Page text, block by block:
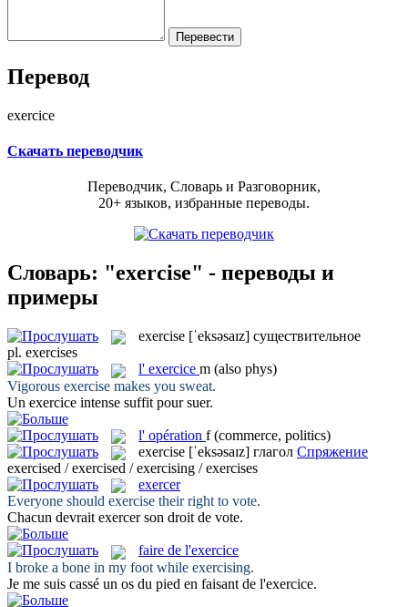
Перевод
exercice
Скачать переводчик
Переводчик, Словарь и Разговорник,
20+ языков, избранные переводы.
Словарь: "exercise" - переводы и
примеры
exercise [ˈeksəsaɪz] существительное
pl. exercises
l' exercice m (also phys)
Vigorous exercise makes you sweat.
Un exercice intense suffit pour suer.
l' opération f (commerce, politics)
exercise [ˈeksəsaɪz] глагол Спряжение
exercised / exercised / exercising / exercises
exercer
Everyone should exercise their right to vote.
Chacun devraitexercerson droit de vote.
faire de l'exercice
I broke a bone in my foot while exercising.
Je me suis cassé un os du pied en faisant de l'exercice.